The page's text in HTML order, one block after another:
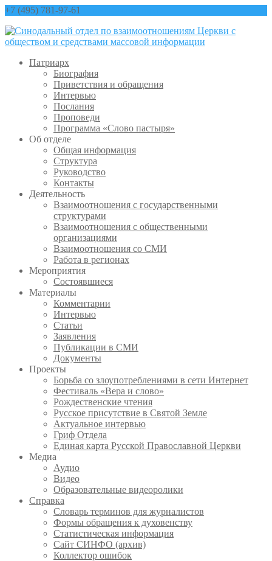
+7 (495) 781-97-61
Патриарх
Биография
Приветствия и обращения
Интервью
Послания
Проповеди
Программа «Слово пастыря»
Об отделе
Общая информация
Структура
Руководство
Контакты
Деятельность
Взаимоотношения с государственными
структурами
Взаимоотношения с общественными
организациями
Взаимоотношения со СМИ
Работа в регионах
Мероприятия
Состоявшиеся
Материалы
Комментарии
Интервью
Статьи
Заявления
Публикации в СМИ
Документы
Проекты
Борьба со злоупотреблениями в сети Интернет
Фестиваль «Вера и слово»
Рождественские чтения
Русское присутствие в Святой Земле
Актуальное интервью
Гриф Отдела
Единая карта Русской Православной Церкви
Медиа
Аудио
Видео
Образовательные видеоролики
Справка
Словарь терминов для журналистов
Формы обращения к духовенству
Статистическая информация
Сайт СИНФО (архив)
Коллектор ошибок